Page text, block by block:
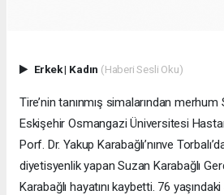
Erkek| Kadın (Haberi Sesli Oku)
Tire’nin tanınmış simalarından merhum
Eskişehir Osmangazi Üniversitesi
Porf. Dr. Yakup Karabağlı’nınve
diyetisyenlik yapan Suzan Karabağlı
Karabağlı hayatını kaybetti. 76